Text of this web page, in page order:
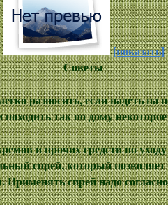
[показать]
Советы
разносить, если надеть на
походить так по дому
и прочих средств по
спрей, который позволяет
Применять спрей надо